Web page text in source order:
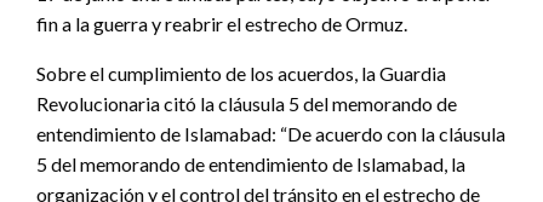
fin a la guerra y reabrir el estrecho de Ormuz.
Sobre el cumplimiento de los acuerdos, la Guardia
Revolucionaria citó la cláusula 5 del memorando de
entendimiento de Islamabad: “De acuerdo con la cláusula
5 del memorando de entendimiento de Islamabad, la
organización y el control del tránsito en el estrecho de